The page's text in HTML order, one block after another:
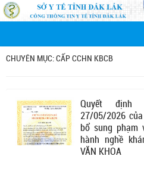
CHUYÊN MỤC: CẤP CCHN KBCB
Quyết định
27/05/2026
bổ sung phạm
hành nghề
VĂN KHOA